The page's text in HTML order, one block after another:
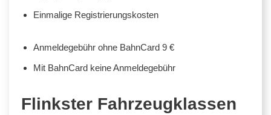
Einmalige Registrierungskosten
Anmeldegebühr ohne BahnCard 9 €
Mit BahnCard keine Anmeldegebühr
Flinkster Fahrzeugklassen